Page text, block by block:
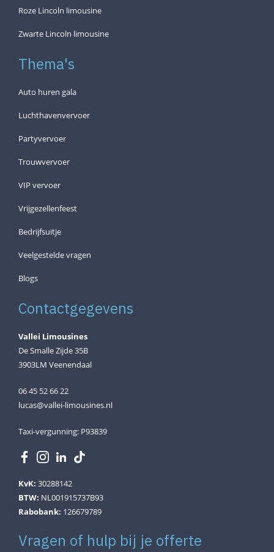
Roze Lincoln limousine
Zwarte Lincoln limousine
Thema's
Auto huren gala
Luchthavenvervoer
Partyvervoer
Trouwvervoer
VIP vervoer
Vrijgezellenfeest
Bedrijfsuitje
Veelgestelde vragen
Blogs
Contactgegevens
Vallei Limousines
De Smalle Zijde 35B
3903LM Veenendaal
06 45 52 66 22
lucas@vallei-limousines.nl
Taxi-vergunning: P93839
KvK: 30288142
BTW: NL001915737B93
Rabobank: 126679789
Vragen of hulp bij je offerte